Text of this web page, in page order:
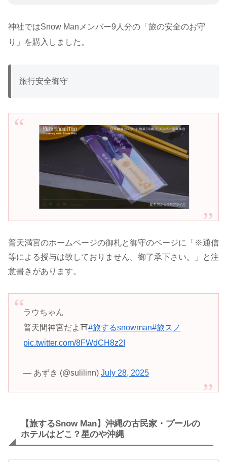
神社ではSnow Manメンバー9人分の「旅の安全のお守
り」を購入しました。
旅行安全御守
普天満宮のホームページの御札と御守のページに「※通信
等による授与は致しておりません。御了承下さい。」と注
意書きがあります。
ラウちゃん
普天間神宮だよ⛩️#旅するsnowman#旅スノ
pic.twitter.com/8FWdCH8z2I
— あずき (@sulilinn) July 28, 2025
【旅するSnow Man】沖縄の古民家・プールの
ホテルはどこ？星のや沖縄